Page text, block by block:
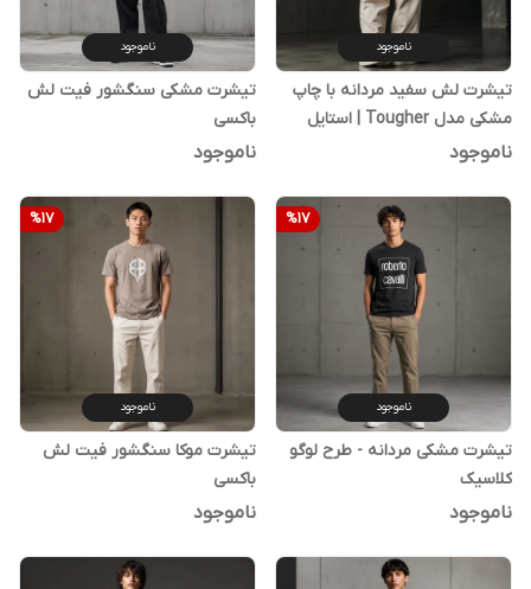
ناموجود
تیشرت لش سفید مردانه با چاپ
مشکی مدل Tougher | استایل
خیابانی مدرن
ناموجود
ناموجود
تیشرت مشکی سنگشور فیت لش
باکسی
ناموجود
%17
ناموجود
تیشرت مشکی مردانه - طرح لوگو
کلاسیک
ناموجود
%17
ناموجود
تیشرت موکا سنگشور فیت لش
باکسی
ناموجود